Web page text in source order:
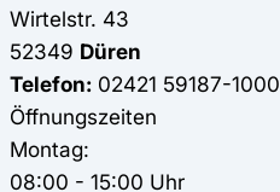
Wirtelstr. 43
52349 Düren
Telefon: 02421 59187-1000
Öffnungszeiten
Montag:
08:00 - 15:00 Uhr